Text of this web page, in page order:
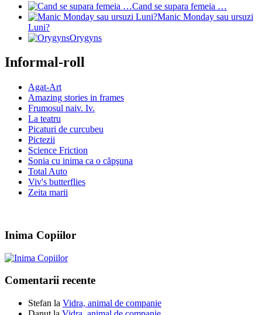
Cand se supara femeia …
Manic Monday sau ursuzi
Luni?
Orygyns
Informal-roll
Agat-Art
Amazing stories in frames
Frumosul naiv. Iv.
La teatru
Picaturi de curcubeu
Pictezii
Science Friction
Sonia cu inima ca o căpşuna
Total Auto
Viv's butterflies
Zeita marii
Inima Copiilor
Comentarii recente
Stefan la Vidra, animal de companie